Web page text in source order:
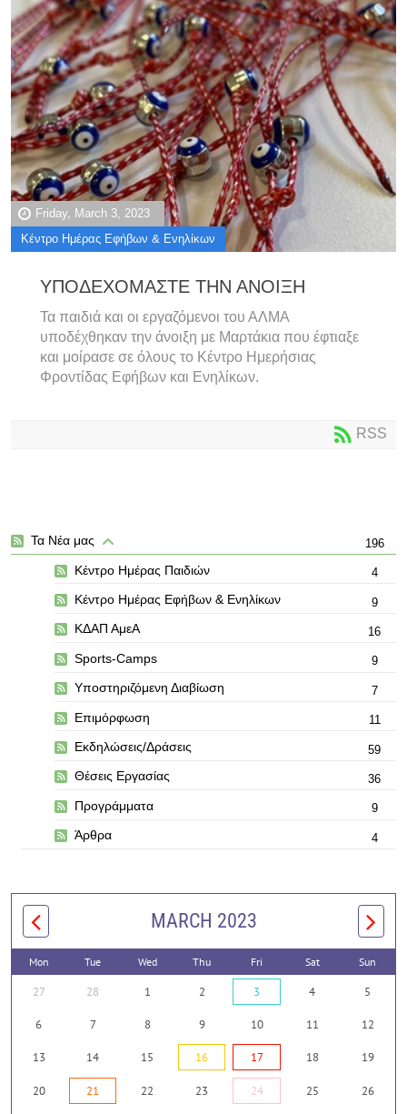
Friday, March 3, 2023
Κέντρο Ημέρας Εφήβων & Ενηλίκων
ΥΠΟΔΕΧΟΜΑΣΤΕ ΤΗΝ ΑΝΟΙΞΗ
Τα παιδιά και οι εργαζόμενοι του ΑΛΜΑ
υποδέχθηκαν την άνοιξη με Μαρτάκια που έφτιαξε
και μοίρασε σε όλους το Κέντρο Ημερήσιας
Φροντίδας Εφήβων και Ενηλίκων.
RSS
Τα Νέα μας 196
Κέντρο Ημέρας Παιδιών 4
Κέντρο Ημέρας Εφήβων & Ενηλίκων 9
ΚΔΑΠ ΑμεΑ 16
Sports-Camps 9
Υποστηριζόμενη Διαβίωση 7
Επιμόρφωση 11
Εκδηλώσεις/Δράσεις 59
Θέσεις Εργασίας 36
Προγράμματα 9
Άρθρα 4
MARCH 2023
Mon Tue Wed Thu Fri Sat Sun
27 28 1 2 3 4 5
6 7 8 9 10 11 12
13 14 15 16 17 18 19
20 21 22 23 24 25 26